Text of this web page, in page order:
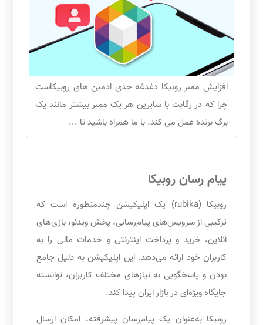
افزایش ممبر روبیکا دغدغه جدی ادمین های روبیکاست
چرا که در رقابت با سایرین هر یک ممبر بیشتر مانند یک
برگ برنده عمل می کند. با ما همراه باشید تا ...
پیام رسان روبیکا
روبیکا (rubika) یک اپلیکیشن چندمنظوره است که
ترکیبی از سرویس‌های پیام‌رسانی، پخش ویدئو، بازی‌های
آنلاین، خرید و پرداخت اینترنتی و خدمات مالی را به
کاربران خود ارائه می‌دهد. این اپلیکیشن به دلیل جامع
بودن و پاسخگویی به نیازهای مختلف کاربران، توانسته
جایگاه ویژه‌ای در بازار ایران پیدا کند.
روبیکا به‌عنوان یک پیام‌رسان پیشرفته، امکان ارسال